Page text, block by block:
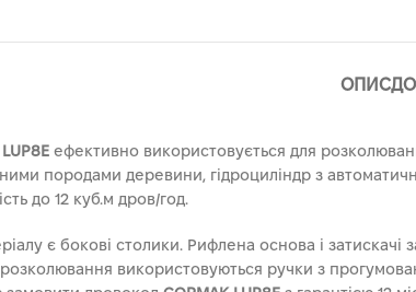
ОПИС
ефективно використовується для
породами деревини, гідроциліндр з
до 12 куб.м дров/год.
є бокові столики. Рифлена основа і
використовуються ручки з